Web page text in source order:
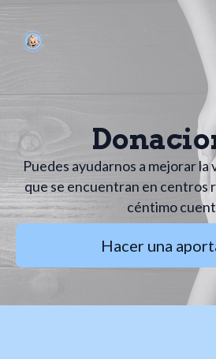
Puedes ayudarnos a mejorar la
que se encuentran en centros
céntimo
Hacer una